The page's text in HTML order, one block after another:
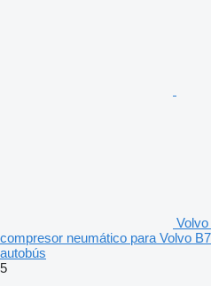
compresor neumático para Volvo
autobús
5